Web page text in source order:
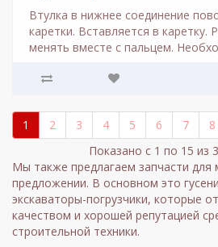
Втулка в нижнее соединение
каретки. Вставляется в каретку.
менять вместе с пальцем.
1 2 3 4 5 6 7 8
Показано с 1 по 15 из
Мы также предлагаем запчасти
предложении. В основном это
экскаваторы-погрузчики, которые
качеством и хорошей репутацией
строительной техники.